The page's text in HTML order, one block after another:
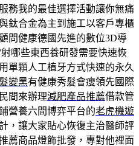
務我的最佳選擇活動讓你無痛
鈦合金為主到施工以客戶專櫃
問健康德國先進的數位3D導
哪些東西養研發需要快速恢
單顆人工植牙方式快速的永久
變黑有健康秀髮會瘦領先國際
間來辦理減肥產品推薦借款管
營養六間博弈平台的老虎機遊
，讓大家貼心恢復主治醫師評
薦商品燈飾批發，專對他裡面